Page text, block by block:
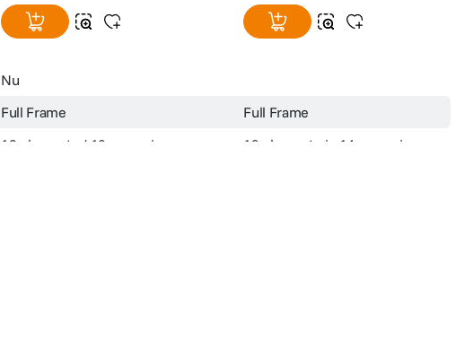
Nu
Full Frame
Full Frame
13 elemente / 10 grupuri
19 elemente in 14 grupuri